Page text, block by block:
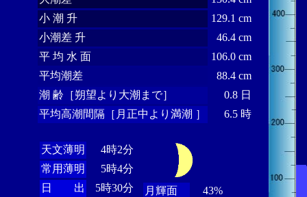
小 潮 升
129.1 cm
小潮差 升
46.4 cm
平 均 水 面
106.0 cm
平均潮差
88.4 cm
潮 齢［朔望より大潮まで］
0.8 日
平均高潮間隔［月正中より満潮 ］
6.5 時
天文薄明
4時2分
常用薄明
5時4分
日 出
5時30分
月輝面
43%